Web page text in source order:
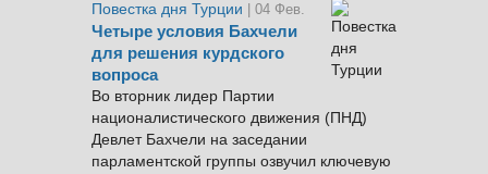
Повестка дня Турции
| 04 Фев.
Четыре условия Бахчели
для решения курдского
вопроса
Во вторник лидер Партии
националистического движения (ПНД)
Девлет Бахчели на заседании
парламентской группы озвучил ключевую